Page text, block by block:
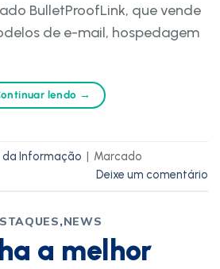
BulletProofLink, que vende
de e-mail, hospedagem
lendo →
da Informação | Marcado
Deixe um comentário
,NEWS
a melhor